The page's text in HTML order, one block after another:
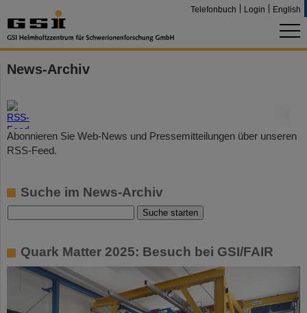
Telefonbuch Login English
News-Archiv
Abonnieren Sie Web-News und Pressemitteilungen über unseren
RSS-Feed.
Suche im News-Archiv
Quark Matter 2025: Besuch bei GSI/FAIR